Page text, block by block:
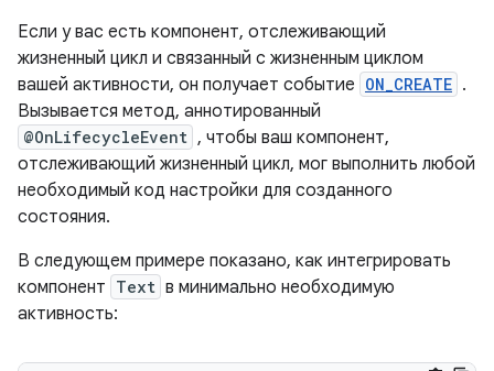
Если у вас есть компонент, отслеживающий
жизненный цикл и связанный с жизненным циклом
вашей активности, он получает событие ON_CREATE .
Вызывается метод, аннотированный
@OnLifecycleEvent , чтобы ваш компонент,
отслеживающий жизненный цикл, мог выполнить любой
необходимый код настройки для созданного
состояния.
В следующем примере показано, как интегрировать
компонент Text в минимально необходимую
активность: